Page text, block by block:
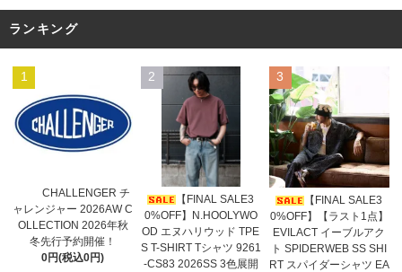
ランキング
1
CHALLENGER チ
ャレンジャー 2026AW C
OLLECTION 2026年秋
冬先行予約開催！
0円(税込0円)
2
【FINAL SALE3
0%OFF】N.HOOLYWO
OD エヌハリウッド TPE
S T-SHIRT Tシャツ 9261
-CS83 2026SS 3色展開
3
【FINAL SALE3
0%OFF】【ラスト1点】
EVILACT イーブルアク
ト SPIDERWEB SS SHI
RT スパイダーシャツ EA